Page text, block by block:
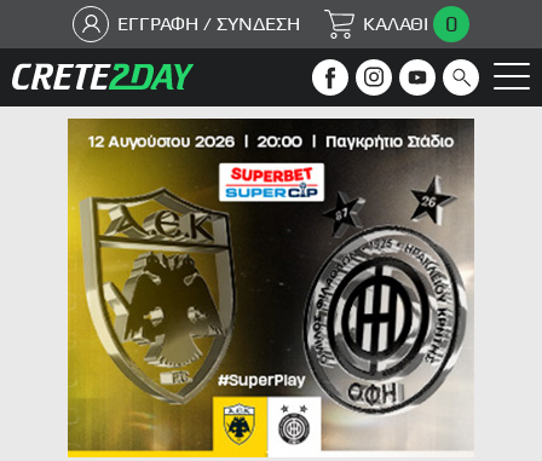
ΕΓΓΡΑΦΗ / ΣΥΝΔΕΣΗ ΚΑΛΑΘΙ 0